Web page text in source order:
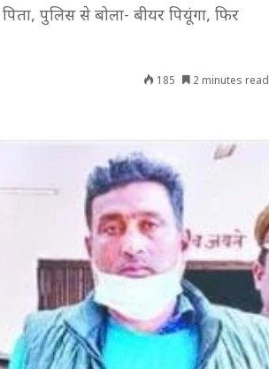
पुलिस से बोला- बीयर पियूंगा, फिर
185 2 minutes read